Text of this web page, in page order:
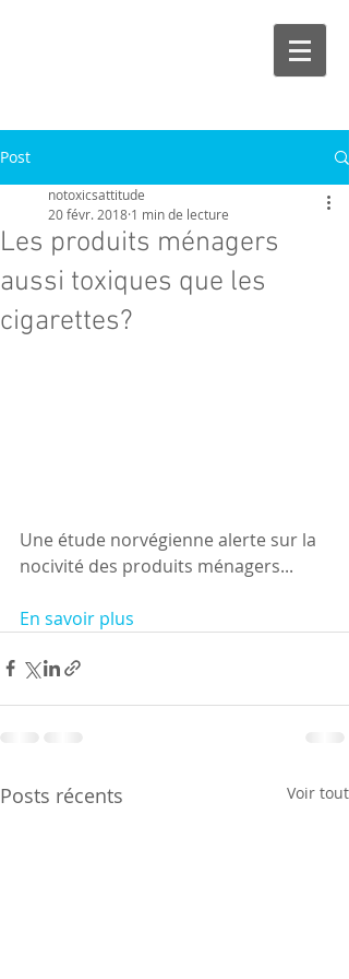
Post
Les produits ménagers
aussi toxiques que les
cigarettes?
notoxicsattitude
20 févr. 2018 1 min de lecture
Une étude norvégienne alerte sur la
nocivité des produits ménagers...
En savoir plus
Posts récents Voir tout